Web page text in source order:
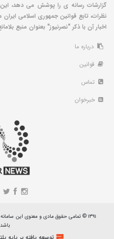
گزارشات رسانه ی را پوشش می دهد، این
نظرات، تابع قوانین جمهوری اسلامی
اخبار آن با ذکر "نصرنیوز" بعنوان منبع
درباره ما
قوانین
تماس
خبرخوان
۱۳۹۱ © تمامی حقوق مادی و معنوی این
توسعه یافته بر پایه